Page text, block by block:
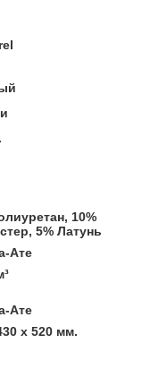
10%
5% Латунь
Ате
Ате
х 520 мм.